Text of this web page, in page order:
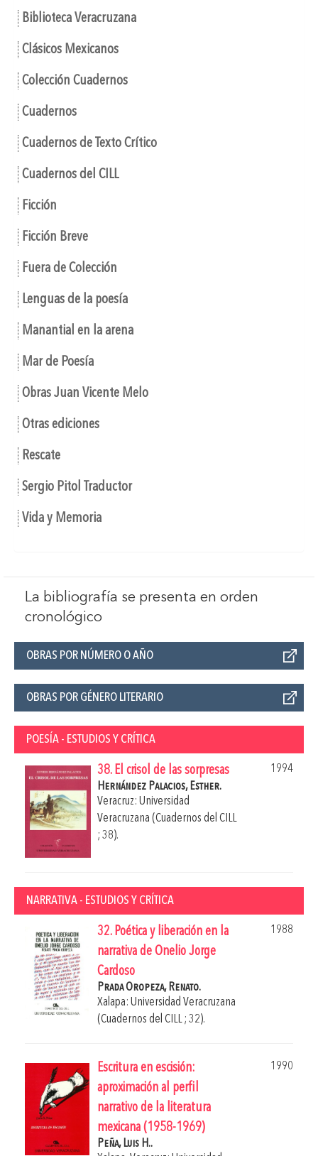
Biblioteca Veracruzana
Clásicos Mexicanos
Colección Cuadernos
Cuadernos
Cuadernos de Texto Crítico
Cuadernos del CILL
Ficción
Ficción Breve
Fuera de Colección
Lenguas de la poesía
Manantial en la arena
Mar de Poesía
Obras Juan Vicente Melo
Otras ediciones
Rescate
Sergio Pitol Traductor
Vida y Memoria
La bibliografía se presenta en orden
cronológico
OBRAS POR NÚMERO O AÑO
OBRAS POR GÉNERO LITERARIO
POESÍA - ESTUDIOS Y CRÍTICA
38. El crisol de las sorpresas
1994
Hernández Palacios, Esther.
Veracruz: Universidad
Veracruzana (Cuadernos del CILL
; 38).
NARRATIVA - ESTUDIOS Y CRÍTICA
32. Poética y liberación en la
narrativa de Onelio Jorge
Cardoso
1988
Prada Oropeza, Renato.
Xalapa: Universidad Veracruzana
(Cuadernos del CILL ; 32).
Escritura en escisión:
aproximación al perfil
narrativo de la literatura
mexicana (1958-1969)
1990
Peña, Luis H..